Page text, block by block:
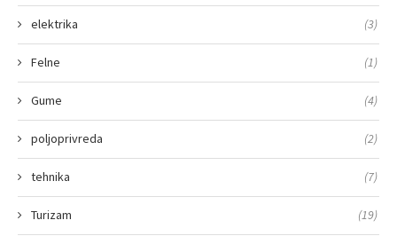
elektrika (3)
Felne (1)
Gume (4)
poljoprivreda (2)
tehnika (7)
Turizam (19)